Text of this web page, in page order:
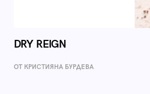
DRY REIGN
ОТ КРИСТИЯНА БУРДЕВА